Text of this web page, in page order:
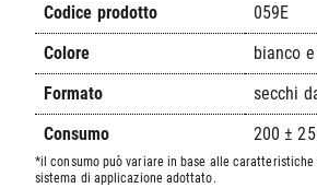
Codice prodotto
059E
Colore
bianco
Formato
secchi
Consumo
200 ±
*il consumo può variare in base alle caratteristiche
sistema di applicazione adottato.